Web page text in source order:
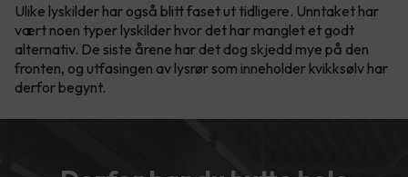
Ulike lyskilder har også blitt faset ut tidligere. Unntaket har
vært noen typer lyskilder hvor det har manglet et godt
alternativ. De siste årene har det dog skjedd mye på den
fronten, og utfasingen av lysrør som inneholder kvikksølv har
derfor begynt.